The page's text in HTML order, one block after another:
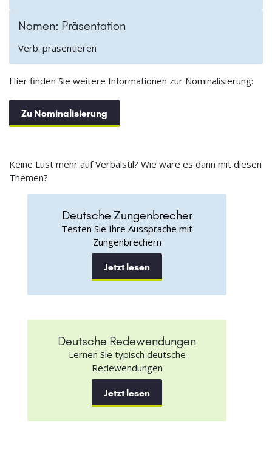
Nomen: Präsentation
Verb: präsentieren
Hier finden Sie weitere Informationen zur Nominalisierung:
Zu Nominalisierung
Keine Lust mehr auf Verbalstil? Wie wäre es dann mit diesen
Themen?
Deutsche Zungenbrecher
Testen Sie Ihre Aussprache mit
Zungenbrechern
Jetzt lesen
Deutsche Redewendungen
Lernen Sie typisch deutsche
Redewendungen
Jetzt lesen